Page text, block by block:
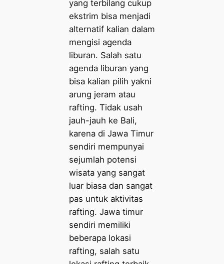
yang terbilang cukup
ekstrim bisa menjadi
alternatif kalian dalam
mengisi agenda
liburan. Salah satu
agenda liburan yang
bisa kalian pilih yakni
arung jeram atau
rafting. Tidak usah
jauh-jauh ke Bali,
karena di Jawa Timur
sendiri mempunyai
sejumlah potensi
wisata yang sangat
luar biasa dan sangat
pas untuk aktivitas
rafting. Jawa timur
sendiri memiliki
beberapa lokasi
rafting, salah satu